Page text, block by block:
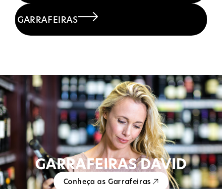
GARRAFEIRAS
GARRAFEIRAS DAVID
Conheça as Garrafeiras